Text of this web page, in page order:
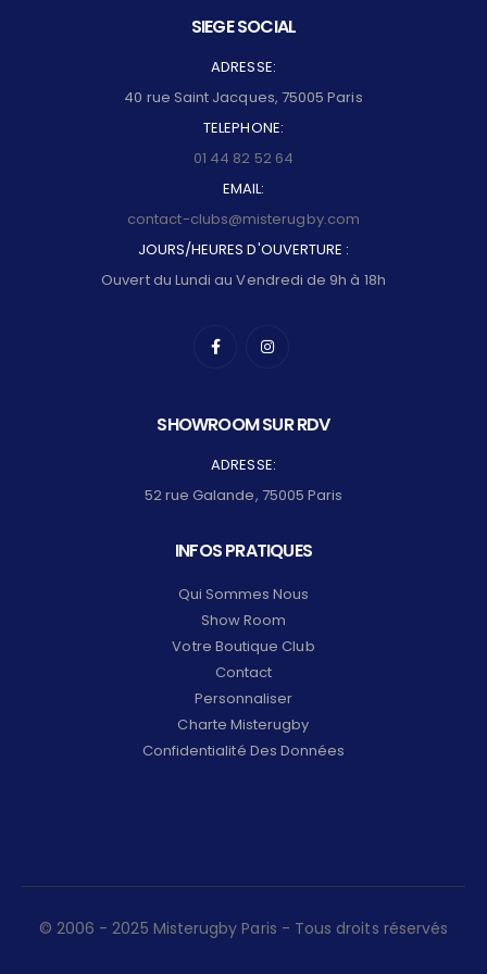
SIEGE SOCIAL
ADRESSE:
40 rue Saint Jacques, 75005 Paris
TELEPHONE:
01 44 82 52 64
EMAIL:
contact-clubs@misterugby.com
JOURS/HEURES D'OUVERTURE :
Ouvert du Lundi au Vendredi de 9h à 18h
SHOWROOM SUR RDV
ADRESSE:
52 rue Galande, 75005 Paris
INFOS PRATIQUES
Qui Sommes Nous
Show Room
Votre Boutique Club
Contact
Personnaliser
Charte Misterugby
Confidentialité Des Données
© 2006 - 2025 Misterugby Paris - Tous droits réservés